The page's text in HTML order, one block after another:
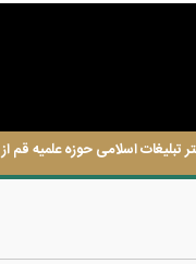
تبلیغات اسلامی حوزه علمیه